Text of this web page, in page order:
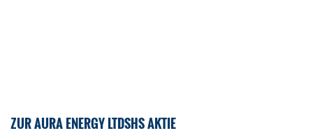
ZUR AURA ENERGY LTDSHS AKTIE